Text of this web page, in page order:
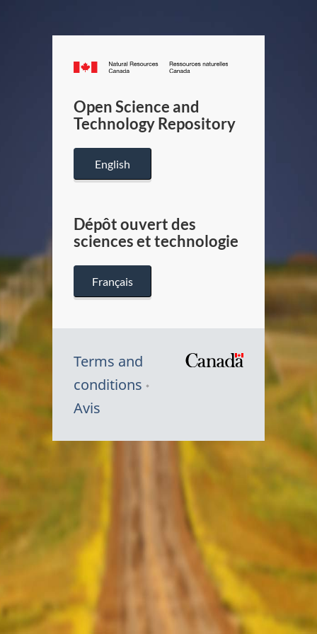
Canada.ca
/
Canada
Open Science and
Technology Repository
English
Dépôt ouvert des
sciences et technologie
Français
Terms and
conditions
Avis
Symbole
Canada